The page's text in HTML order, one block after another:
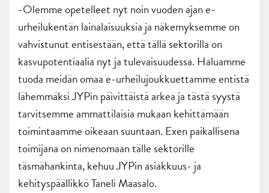
-Olemme opetelleet nyt noin vuoden ajan e-
urheilukentän lainalaisuuksia ja näkemyksemme on
vahvistunut entisestään, että tällä sektorilla on
kasvupotentiaalia nyt ja tulevaisuudessa. Haluamme
tuoda meidän omaa e-urheilujoukkuettamme entistä
lähemmäksi JYPin päivittäistä arkea ja tästä syystä
tarvitsemme ammattilaisia mukaan kehittämään
toimintaamme oikeaan suuntaan. Exen paikallisena
toimijana on nimenomaan tälle sektorille
täsmähankinta, kehuu JYPin asiakkuus- ja
kehityspäällikkö Taneli Maasalo.